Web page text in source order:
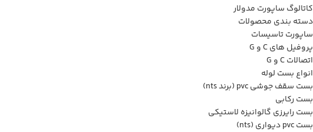
کاتالوگ ساپورت مدولار
دسته بندی محصولات
ساپورت تاسیسات
پروفیل های C و G
اتصالات C و G
انواع بست لوله
بست سقف جوشی pvc (برند nts)
بست رکابی
بست رایرزی گالوانیزه لاستیکی
بست pvc دیواری (nts)